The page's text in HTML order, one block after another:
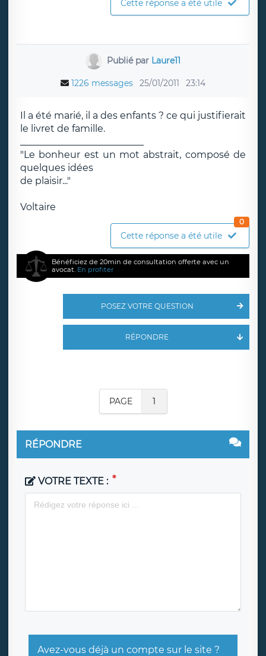
Cette réponse a été utile
Publié par Laure11
1226 messages 25/01/2011 23:14
Il a été marié, il a des enfants ? ce qui justifierait
le livret de famille.
"Le bonheur est un mot abstrait, composé de
quelques idées
de plaisir..."
Voltaire
Cette réponse a été utile
0
Bénéficiez de 20min de consultation offerte avec un
avocat. En profiter
POSEZ VOTRE QUESTION
RÉPONDRE
PAGE 1
RÉPONDRE
VOTRE TEXTE :
Avez-vous déjà un compte sur le site ?